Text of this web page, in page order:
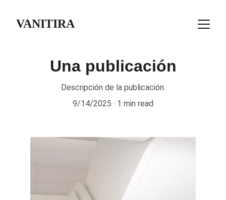
VANITIRA
Una publicación
Descripción de la publicación.
9/14/2025
1 min read